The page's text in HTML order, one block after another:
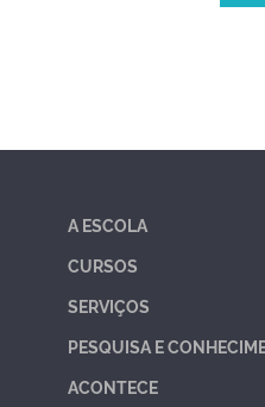
A ESCOLA
CURSOS
SERVIÇOS
PESQUISA E
ACONTECE